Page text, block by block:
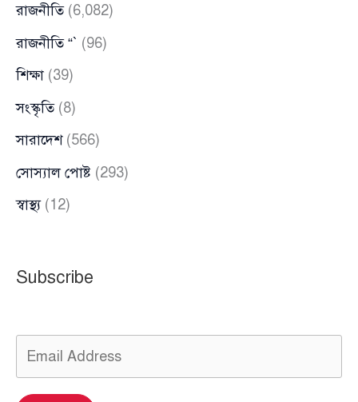
রাজনীতি(6,082)
রাজনীতি “` (96)
শিক্ষা (39)
সংস্কৃতি(8)
সারাদেশ(566)
সোস্যাল পোষ্ট (293)
স্বাস্থ্য(12)
Subscribe